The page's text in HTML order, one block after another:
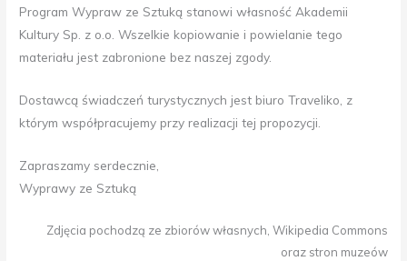
Program Wypraw ze Sztuką stanowi własność Akademii
Kultury Sp. z o.o. Wszelkie kopiowanie i powielanie tego
materiału jest zabronione bez naszej zgody.
Dostawcą świadczeń turystycznych jest biuro Traveliko, z
którym współpracujemy przy realizacji tej propozycji.
Zapraszamy serdecznie,
Wyprawy ze Sztuką
Zdjęcia pochodzą ze zbiorów własnych, Wikipedia Commons
oraz stron muzeów